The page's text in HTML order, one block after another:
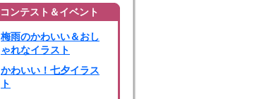
コンテスト＆イベント
梅雨のかわいい＆おし
ゃれなイラスト
かわいい！七夕イラス
ト